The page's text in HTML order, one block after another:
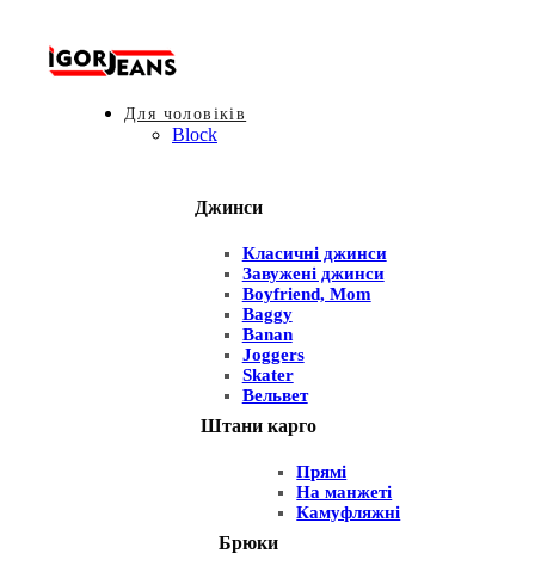
Для чоловіків
Block
Джинси
Класичні джинси
Завужені джинси
Boyfriend, Mom
Baggy
Banan
Joggers
Skater
Вельвет
Штани карго
Прямі
На манжеті
Камуфляжні
Брюки